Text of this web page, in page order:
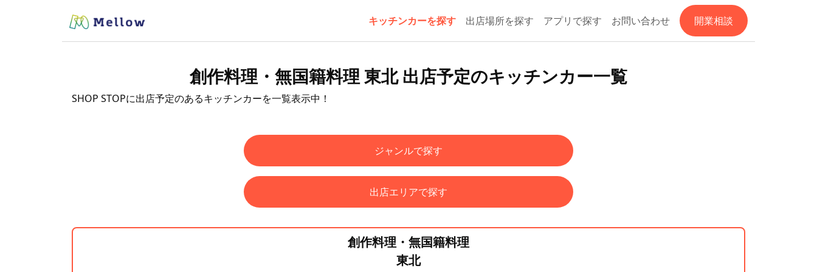
キッチンカーを探す 出店場所を探す アプリで探す お問い合わせ 開業相談
創作料理・無国籍料理 東北 出店予定のキッチンカー一覧
SHOP STOPに出店予定のあるキッチンカーを一覧表示中！
ジャンルで探す
出店エリアで探す
創作料理・無国籍料理
東北